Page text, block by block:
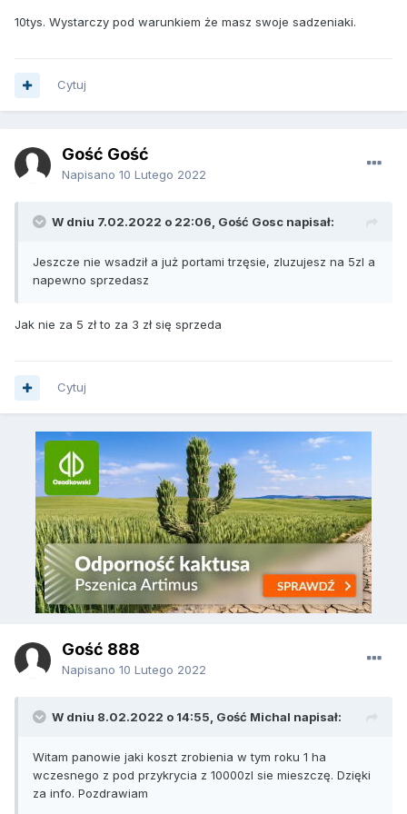
10tys. Wystarczy pod warunkiem że masz swoje sadzeniaki.
Cytuj
Gość Gość
Napisano 10 Lutego 2022
W dniu 7.02.2022 o 22:06, Gość Gosc napisał:
Jeszcze nie wsadził a już portami trzęsie, zluzujesz na 5zl a
napewno sprzedasz
Jak nie za 5 zł to za 3 zł się sprzeda
Cytuj
Gość 888
Napisano 10 Lutego 2022
W dniu 8.02.2022 o 14:55, Gość Michal napisał:
Witam panowie jaki koszt zrobienia w tym roku 1 ha
wczesnego z pod przykrycia z 10000zl sie mieszczę. Dzięki
za info. Pozdrawiam